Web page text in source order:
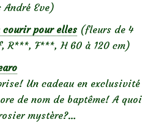
André Eve)
pour elles (fleurs de 4
R***, F***, H 60 à 120 cm)
Un cadeau en exclusivité
de nom de baptême! A quoi
mystère?…